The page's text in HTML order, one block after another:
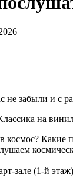
не забыли и с
на
космос?
зале (1-й